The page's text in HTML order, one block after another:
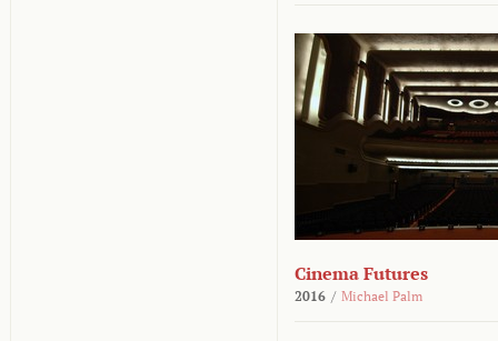
Cinema Futures
2016 / Michael Palm